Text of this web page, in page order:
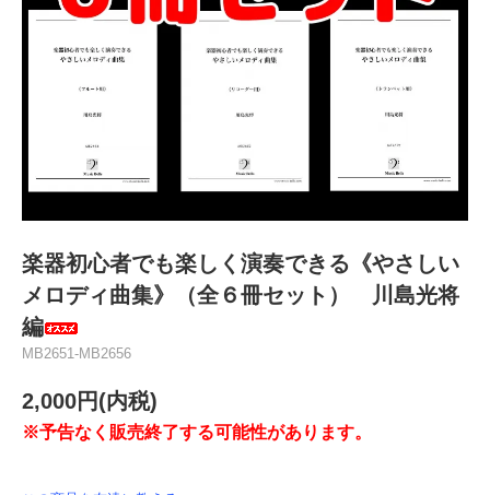
楽器初心者でも楽しく演奏できる《やさしい
メロディ曲集》（全６冊セット） 川島光将
編
MB2651-MB2656
2,000円(内税)
※予告なく販売終了する可能性があります。